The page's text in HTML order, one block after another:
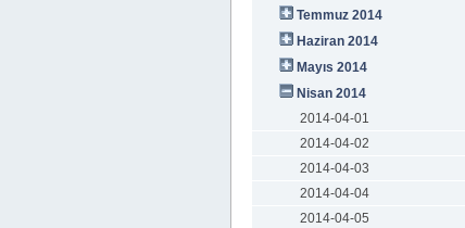
Temmuz 2014
Haziran 2014
Mayıs 2014
Nisan 2014
2014-04-01
2014-04-02
2014-04-03
2014-04-04
2014-04-05